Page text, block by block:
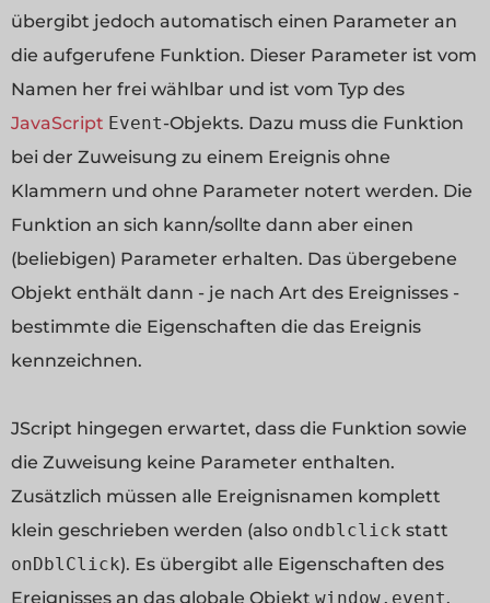
übergibt jedoch automatisch einen Parameter an
die aufgerufene Funktion. Dieser Parameter ist vom
Namen her frei wählbar und ist vom Typ des
JavaScript Event-Objekts. Dazu muss die Funktion
bei der Zuweisung zu einem Ereignis ohne
Klammern und ohne Parameter notert werden. Die
Funktion an sich kann/sollte dann aber einen
(beliebigen) Parameter erhalten. Das übergebene
Objekt enthält dann - je nach Art des Ereignisses -
bestimmte die Eigenschaften die das Ereignis
kennzeichnen.
JScript hingegen erwartet, dass die Funktion sowie
die Zuweisung keine Parameter enthalten.
Zusätzlich müssen alle Ereignisnamen komplett
klein geschrieben werden (also ondblclick statt
onDblClick). Es übergibt alle Eigenschaften des
Ereignisses an das globale Objekt window.event.